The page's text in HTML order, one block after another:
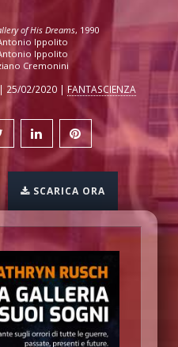
of His Dreams, 1990
Ippolito
Ippolito
Cremonini
| 25/02/2020 | FANTASCIENZA
SCARICA ORA